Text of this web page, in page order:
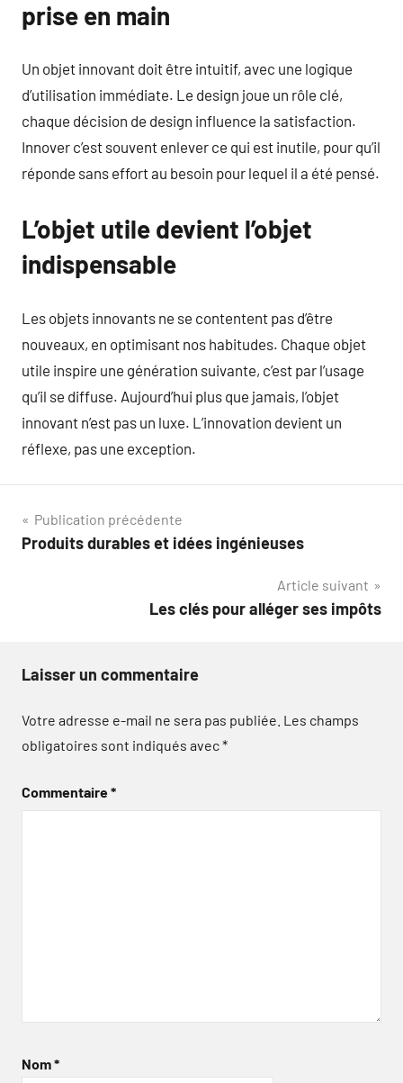
prise en main
Un objet innovant doit être intuitif, avec une logique
d’utilisation immédiate. Le design joue un rôle clé,
chaque décision de design influence la satisfaction.
Innover c’est souvent enlever ce qui est inutile, pour qu’il
réponde sans effort au besoin pour lequel il a été pensé.
L’objet utile devient l’objet
indispensable
Les objets innovants ne se contentent pas d’être
nouveaux, en optimisant nos habitudes. Chaque objet
utile inspire une génération suivante, c’est par l’usage
qu’il se diffuse. Aujourd’hui plus que jamais, l’objet
innovant n’est pas un luxe. L’innovation devient un
réflexe, pas une exception.
Navigation
de
Publication précédente
Produits durables et idées ingénieuses
Article suivant
Les clés pour alléger ses impôts
Laisser un commentaire
Votre adresse e-mail ne sera pas publiée. Les champs
obligatoires sont indiqués avec*
Commentaire*
Nom*